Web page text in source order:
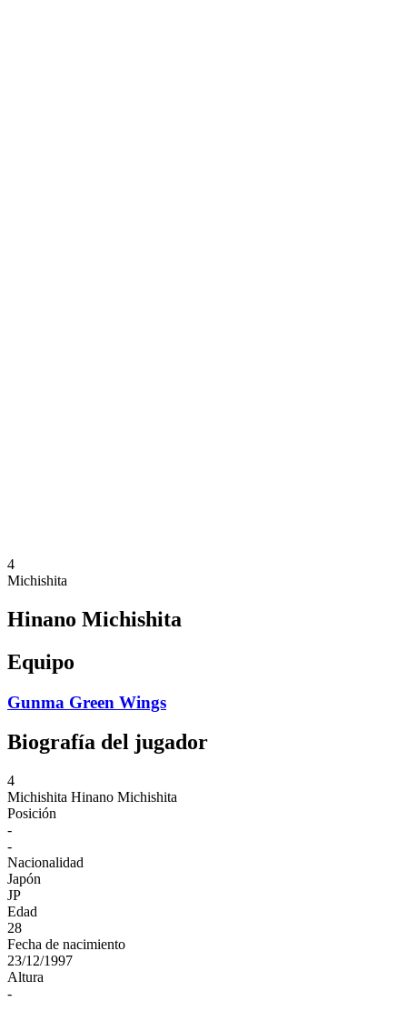
4
Michishita
Hinano Michishita
Equipo
Gunma Green Wings
Biografía del jugador
4
Michishita Hinano Michishita
Posición
-
-
Nacionalidad
Japón
JP
Edad
28
Fecha de nacimiento
23/12/1997
Altura
-